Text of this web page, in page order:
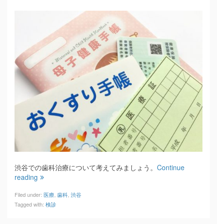
渋谷での歯科治療について考えてみましょう。 Continue
reading
Filed under: 医療 歯科 渋谷
Tagged with: 検診